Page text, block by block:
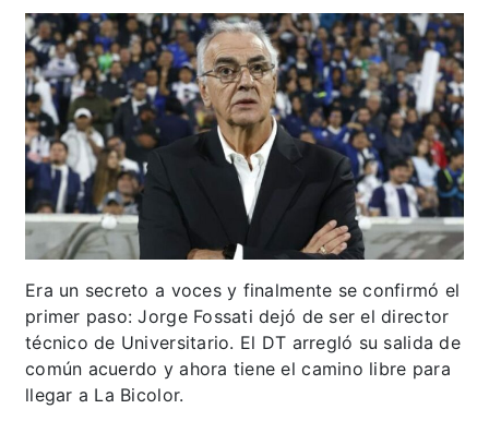
Era un secreto a voces y finalmente se confirmó el
primer paso: Jorge Fossati dejó de ser el director
técnico de Universitario. El DT arregló su salida de
común acuerdo y ahora tiene el camino libre para
llegar a La Bicolor.